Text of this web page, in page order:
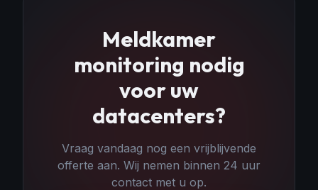
Meldkamer
monitoring nodig
voor uw
datacenters?
Vraag vandaag nog een vrijblijvende
offerte aan. Wij nemen binnen 24 uur
contact met u op.